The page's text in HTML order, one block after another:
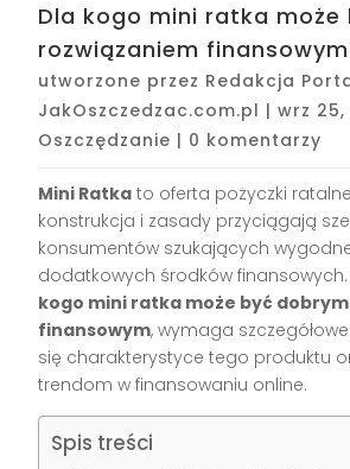
Dla kogo mini ratka może
rozwiązaniem
utworzone przez Redakcja
JakOszczedzac.com.pl |wrz 25,
Oszczędzanie | 0 komentarzy
Mini Ratka to oferta pożyczki
konstrukcja i zasady przyciągają
konsumentów szukających
dodatkowych środków finansowych.
kogo mini ratka może być
finansowym, wymaga
się charakterystyce tego produktu
trendom w finansowaniu online.
Spis treści